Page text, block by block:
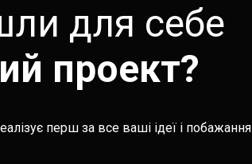
для себе
проект?
перш за все ваші ідеї і побажання